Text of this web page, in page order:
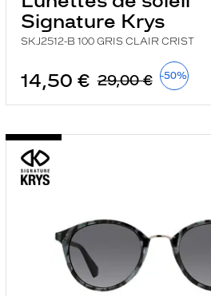
Signature Krys
SKJ2512-B 100 GRIS CLAIR CRIST
14,50 € 29,00 € -50%